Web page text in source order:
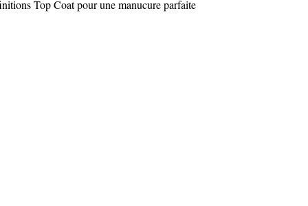
Top Coat pour une manucure parfaite